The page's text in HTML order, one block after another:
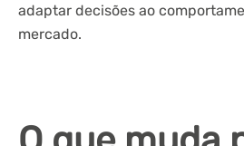
adaptar decisões ao
mercado.